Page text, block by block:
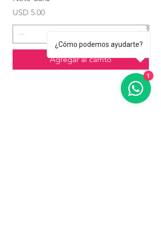
Precio
USD 5.00
Agregar al carrito
¿Cómo podemos ayudarte?
1